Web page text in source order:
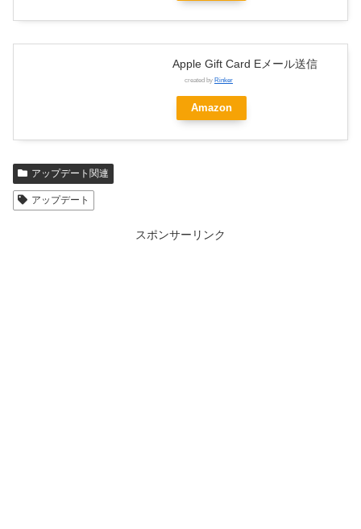
Apple Gift Card Eメール送信
created by Rinker
Amazon
アップデート関連
アップデート
スポンサーリンク